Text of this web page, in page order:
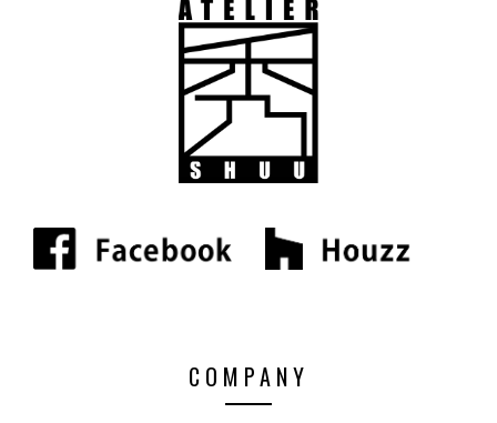
COMPANY